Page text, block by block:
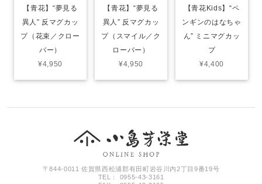
【青花】“夢見る
異人” 反マグカッ
プ（花束／クロー
バー）
¥4,950
【青花】“夢見る
異人” 反マグカッ
プ（スマイル／ク
ローバー）
¥4,950
【青花Kids】“ペ
ンギンのはなちゃ
ん” ミニマグカッ
プ
¥4,400
〒844-0011 佐賀県西松浦郡有田町岩谷川内2丁目9番19号
TEL： 0955-43-3161